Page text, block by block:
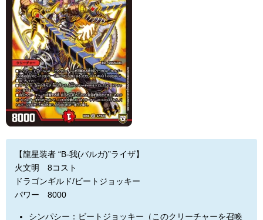
【龍星装者 “B-我(バルガ)”ライザ】
火文明 8コスト
ドラゴンギルド/ビートジョッキー
パワー 8000
シンパシー：ビートジョッキー（このクリーチャーを召喚